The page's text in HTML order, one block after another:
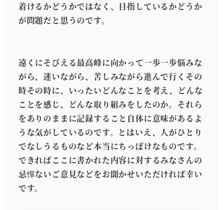
着けるかどうかではなく、目指しているかどうか
が問題だと思うのです。
遠くにそびえる最高峰に向かって一歩一歩悩みな
がら、迷いながら、苦しみながら進んで行くその
時その時に、いったいどんなことを考え、どんな
ことを感じ、どんな取り組みをしたのか。それら
をありのままに記録すること自体に意味があるよ
うな気がしているのです。とはいえ、人がひとり
でなしうるものなど本当にちっぽけなものです。
できればここに書かれた内容に対するみなさんの
忌憚ないご意見などをお聞かせいただければ幸い
です。